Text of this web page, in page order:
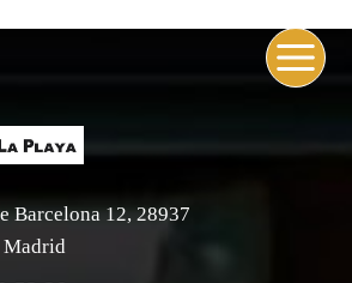
Barcelona 12, 28937
Madrid